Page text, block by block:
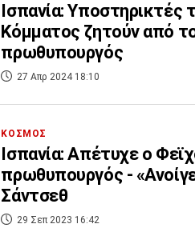
Ισπανία: Υποστηρικτές
Κόμματος ζητούν από
πρωθυπουργός
27 Απρ 2024 18:10
ΚΟΣΜΟΣ
Ισπανία: Απέτυχε ο
πρωθυπουργός -
Σάντσεθ
29 Σεπ 2023 16:42